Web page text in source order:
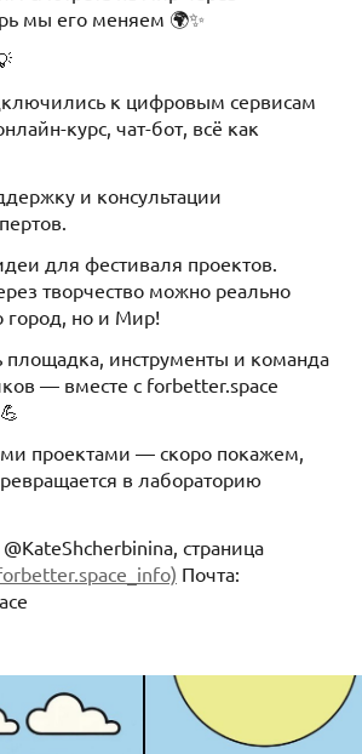
мы его меняем 🌍✨
к цифровым сервисам
курс, чат-бот, всё как
и консультации
для фестиваля проектов.
творчество можно реально
город, но и Мир!
площадка, инструменты и команда
— вместе с forbetter.space
💪
проектами — скоро покажем,
в лабораторию
страница
Почта: